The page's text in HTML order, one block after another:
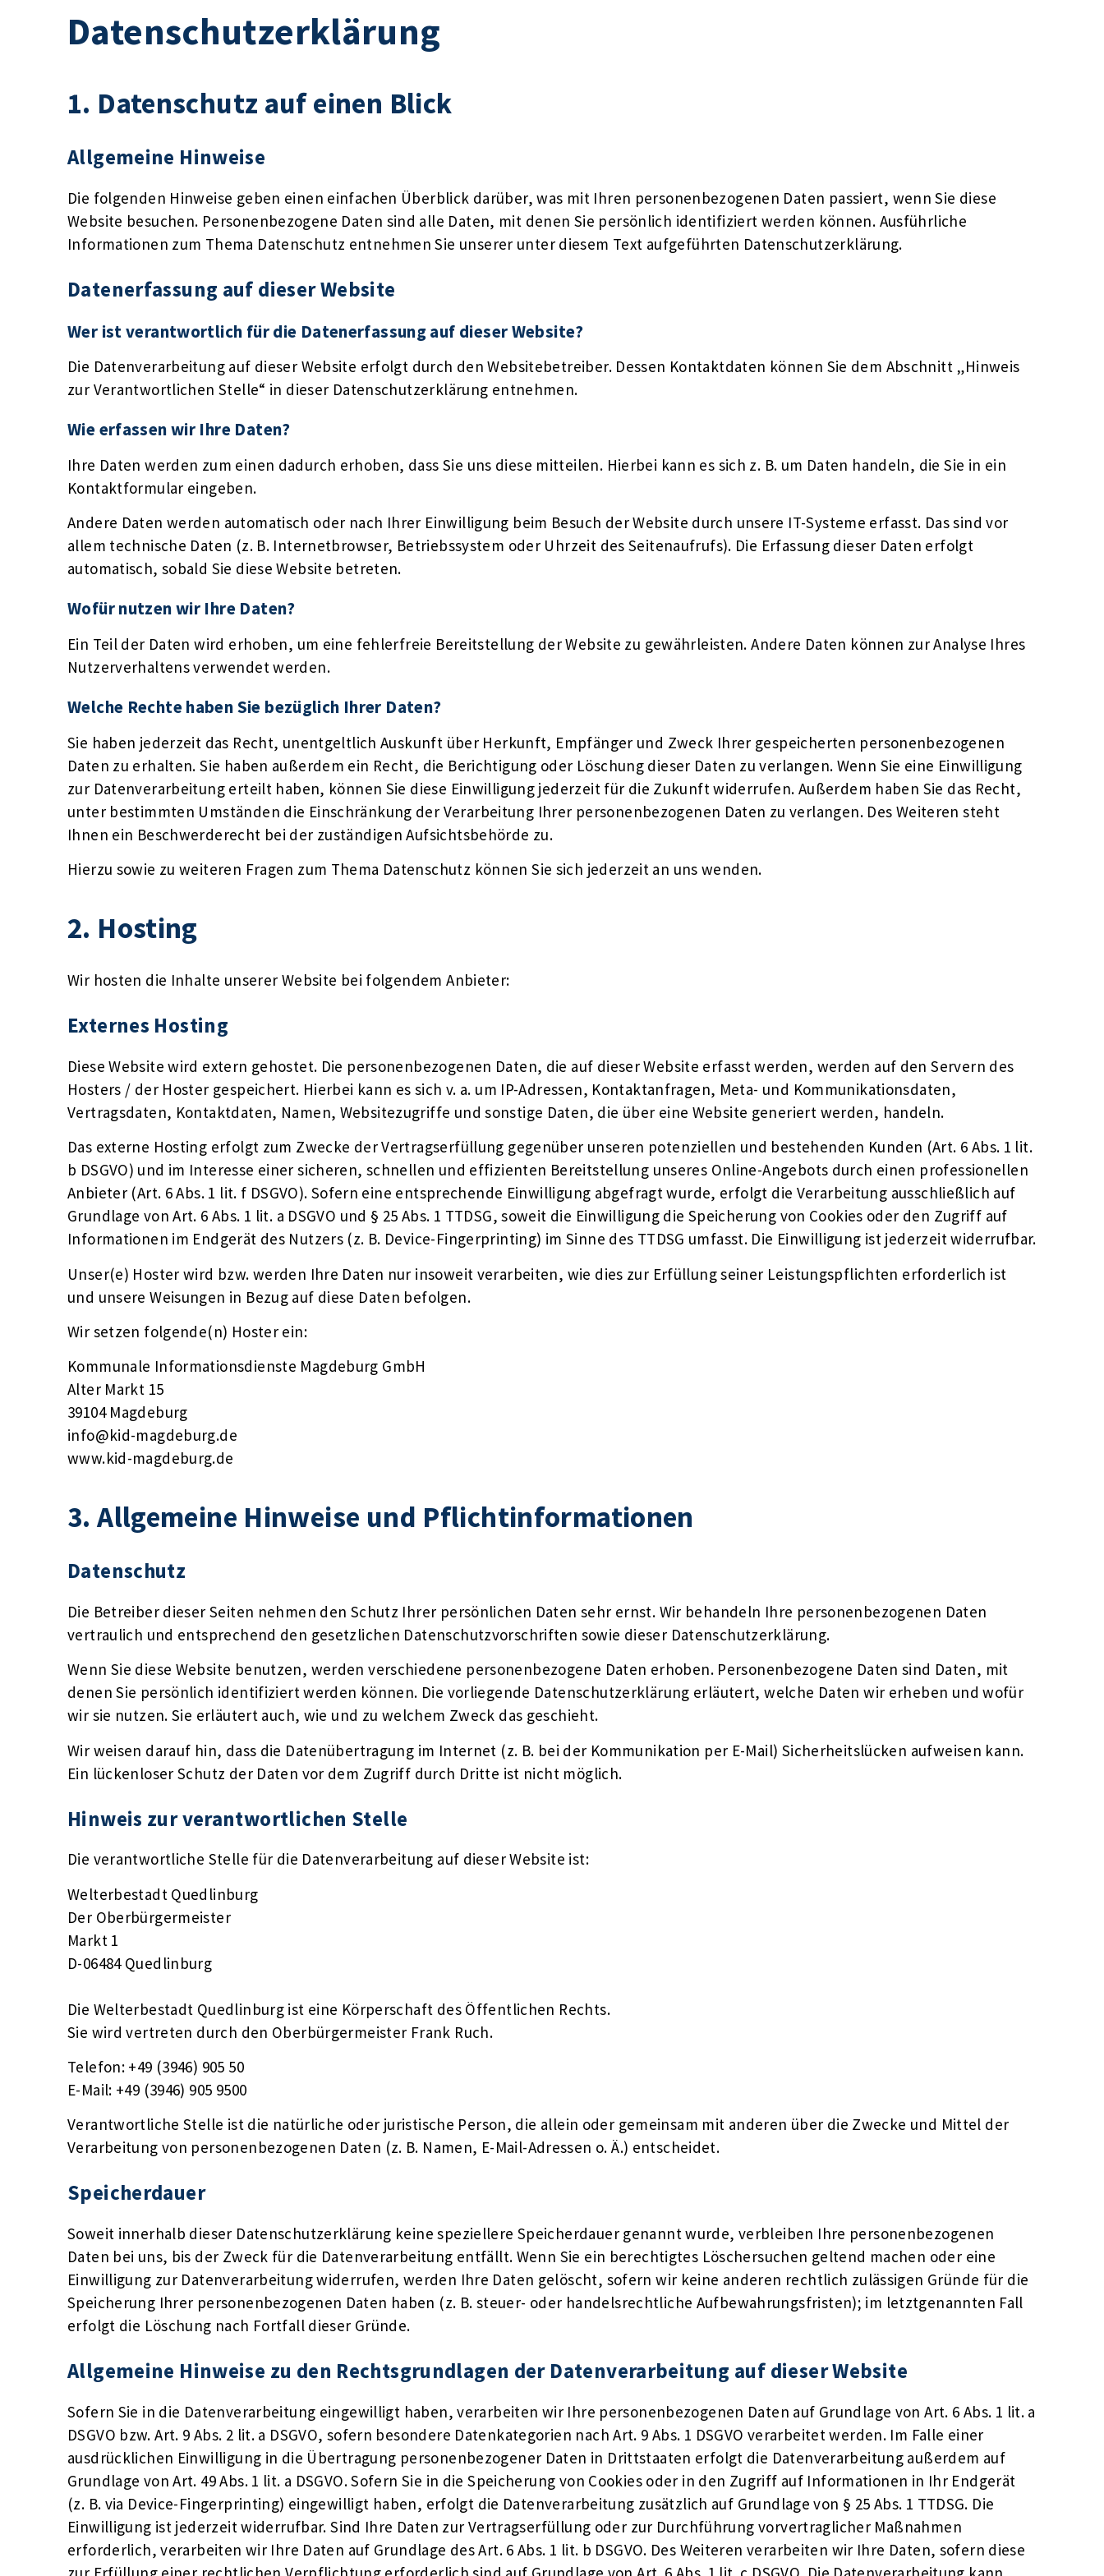
Datenschutzerklärung
1. Datenschutz auf einen Blick
Allgemeine Hinweise
Die folgenden Hinweise geben einen einfachen Überblick darüber, was mit Ihren personenbezogenen Daten passiert, wenn Sie diese
Website besuchen. Personenbezogene Daten sind alle Daten, mit denen Sie persönlich identifiziert werden können. Ausführliche
Informationen zum Thema Datenschutz entnehmen Sie unserer unter diesem Text aufgeführten Datenschutzerklärung.
Datenerfassung auf dieser Website
Wer ist verantwortlich für die Datenerfassung auf dieser Website?
Die Datenverarbeitung auf dieser Website erfolgt durch den Websitebetreiber. Dessen Kontaktdaten können Sie dem Abschnitt „Hinweis
zur Verantwortlichen Stelle“ in dieser Datenschutzerklärung entnehmen.
Wie erfassen wir Ihre Daten?
Ihre Daten werden zum einen dadurch erhoben, dass Sie uns diese mitteilen. Hierbei kann es sich z. B. um Daten handeln, die Sie in ein
Kontaktformular eingeben.
Andere Daten werden automatisch oder nach Ihrer Einwilligung beim Besuch der Website durch unsere IT-Systeme erfasst. Das sind vor
allem technische Daten (z. B. Internetbrowser, Betriebssystem oder Uhrzeit des Seitenaufrufs). Die Erfassung dieser Daten erfolgt
automatisch, sobald Sie diese Website betreten.
Wofür nutzen wir Ihre Daten?
Ein Teil der Daten wird erhoben, um eine fehlerfreie Bereitstellung der Website zu gewährleisten. Andere Daten können zur Analyse Ihres
Nutzerverhaltens verwendet werden.
Welche Rechte haben Sie bezüglich Ihrer Daten?
Sie haben jederzeit das Recht, unentgeltlich Auskunft über Herkunft, Empfänger und Zweck Ihrer gespeicherten personenbezogenen
Daten zu erhalten. Sie haben außerdem ein Recht, die Berichtigung oder Löschung dieser Daten zu verlangen. Wenn Sie eine Einwilligung
zur Datenverarbeitung erteilt haben, können Sie diese Einwilligung jederzeit für die Zukunft widerrufen. Außerdem haben Sie das Recht,
unter bestimmten Umständen die Einschränkung der Verarbeitung Ihrer personenbezogenen Daten zu verlangen. Des Weiteren steht
Ihnen ein Beschwerderecht bei der zuständigen Aufsichtsbehörde zu.
Hierzu sowie zu weiteren Fragen zum Thema Datenschutz können Sie sich jederzeit an uns wenden.
2. Hosting
Wir hosten die Inhalte unserer Website bei folgendem Anbieter:
Externes Hosting
Diese Website wird extern gehostet. Die personenbezogenen Daten, die auf dieser Website erfasst werden, werden auf den Servern des
Hosters / der Hoster gespeichert. Hierbei kann es sich v. a. um IP-Adressen, Kontaktanfragen, Meta- und Kommunikationsdaten,
Vertragsdaten, Kontaktdaten, Namen, Websitezugriffe und sonstige Daten, die über eine Website generiert werden, handeln.
Das externe Hosting erfolgt zum Zwecke der Vertragserfüllung gegenüber unseren potenziellen und bestehenden Kunden (Art. 6 Abs. 1 lit.
b DSGVO) und im Interesse einer sicheren, schnellen und effizienten Bereitstellung unseres Online-Angebots durch einen professionellen
Anbieter (Art. 6 Abs. 1 lit. f DSGVO). Sofern eine entsprechende Einwilligung abgefragt wurde, erfolgt die Verarbeitung ausschließlich auf
Grundlage von Art. 6 Abs. 1 lit. a DSGVO und § 25 Abs. 1 TTDSG, soweit die Einwilligung die Speicherung von Cookies oder den Zugriff auf
Informationen im Endgerät des Nutzers (z. B. Device-Fingerprinting) im Sinne des TTDSG umfasst. Die Einwilligung ist jederzeit widerrufbar.
Unser(e) Hoster wird bzw. werden Ihre Daten nur insoweit verarbeiten, wie dies zur Erfüllung seiner Leistungspflichten erforderlich ist
und unsere Weisungen in Bezug auf diese Daten befolgen.
Wir setzen folgende(n) Hoster ein:
Kommunale Informationsdienste Magdeburg GmbH
Alter Markt 15
39104 Magdeburg
info@kid-magdeburg.de
www.kid-magdeburg.de
3. Allgemeine Hinweise und Pflicht­informationen
Datenschutz
Die Betreiber dieser Seiten nehmen den Schutz Ihrer persönlichen Daten sehr ernst. Wir behandeln Ihre personenbezogenen Daten
vertraulich und entsprechend den gesetzlichen Datenschutzvorschriften sowie dieser Datenschutzerklärung.
Wenn Sie diese Website benutzen, werden verschiedene personenbezogene Daten erhoben. Personenbezogene Daten sind Daten, mit
denen Sie persönlich identifiziert werden können. Die vorliegende Datenschutzerklärung erläutert, welche Daten wir erheben und wofür
wir sie nutzen. Sie erläutert auch, wie und zu welchem Zweck das geschieht.
Wir weisen darauf hin, dass die Datenübertragung im Internet (z. B. bei der Kommunikation per E-Mail) Sicherheitslücken aufweisen kann.
Ein lückenloser Schutz der Daten vor dem Zugriff durch Dritte ist nicht möglich.
Hinweis zur verantwortlichen Stelle
Die verantwortliche Stelle für die Datenverarbeitung auf dieser Website ist:
Welterbestadt Quedlinburg
Der Oberbürgermeister
Markt 1
D-06484 Quedlinburg
Die Welterbestadt Quedlinburg ist eine Körperschaft des Öffentlichen Rechts.
Sie wird vertreten durch den Oberbürgermeister Frank Ruch.
Telefon: +49 (3946) 905 50
E-Mail: +49 (3946) 905 9500
Verantwortliche Stelle ist die natürliche oder juristische Person, die allein oder gemeinsam mit anderen über die Zwecke und Mittel der
Verarbeitung von personenbezogenen Daten (z. B. Namen, E-Mail-Adressen o. Ä.) entscheidet.
Speicherdauer
Soweit innerhalb dieser Datenschutzerklärung keine speziellere Speicherdauer genannt wurde, verbleiben Ihre personenbezogenen
Daten bei uns, bis der Zweck für die Datenverarbeitung entfällt. Wenn Sie ein berechtigtes Löschersuchen geltend machen oder eine
Einwilligung zur Datenverarbeitung widerrufen, werden Ihre Daten gelöscht, sofern wir keine anderen rechtlich zulässigen Gründe für die
Speicherung Ihrer personenbezogenen Daten haben (z. B. steuer- oder handelsrechtliche Aufbewahrungsfristen); im letztgenannten Fall
erfolgt die Löschung nach Fortfall dieser Gründe.
Allgemeine Hinweise zu den Rechtsgrundlagen der Datenverarbeitung auf dieser Website
Sofern Sie in die Datenverarbeitung eingewilligt haben, verarbeiten wir Ihre personenbezogenen Daten auf Grundlage von Art. 6 Abs. 1 lit. a
DSGVO bzw. Art. 9 Abs. 2 lit. a DSGVO, sofern besondere Datenkategorien nach Art. 9 Abs. 1 DSGVO verarbeitet werden. Im Falle einer
ausdrücklichen Einwilligung in die Übertragung personenbezogener Daten in Drittstaaten erfolgt die Datenverarbeitung außerdem auf
Grundlage von Art. 49 Abs. 1 lit. a DSGVO. Sofern Sie in die Speicherung von Cookies oder in den Zugriff auf Informationen in Ihr Endgerät
(z. B. via Device-Fingerprinting) eingewilligt haben, erfolgt die Datenverarbeitung zusätzlich auf Grundlage von § 25 Abs. 1 TTDSG. Die
Einwilligung ist jederzeit widerrufbar. Sind Ihre Daten zur Vertragserfüllung oder zur Durchführung vorvertraglicher Maßnahmen
erforderlich, verarbeiten wir Ihre Daten auf Grundlage des Art. 6 Abs. 1 lit. b DSGVO. Des Weiteren verarbeiten wir Ihre Daten, sofern diese